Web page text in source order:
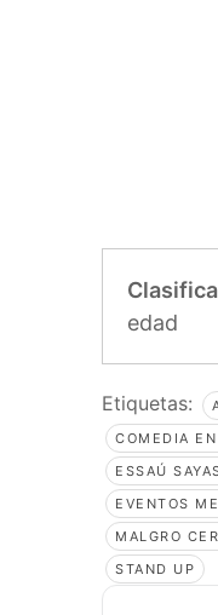
edad
Etiquetas:
COMEDIA
ESSAÚ
EVENTOS
MALGRO
STAND UP